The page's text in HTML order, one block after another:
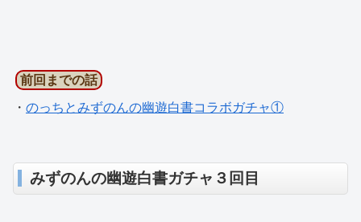
前回までの話
・ のっちとみずのんの幽遊白書コラボガチャ①
みずのんの幽遊白書ガチャ３回目